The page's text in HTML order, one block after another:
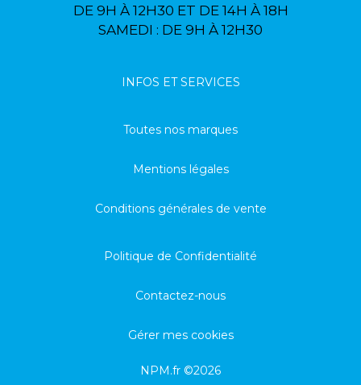
DE 9H À 12H30 ET DE 14H À 18H
SAMEDI : DE 9H À 12H30
INFOS ET SERVICES
Toutes nos marques
Mentions légales
Conditions générales de vente
Politique de Confidentialité
Contactez-nous
Gérer mes cookies
NPM.fr ©2026